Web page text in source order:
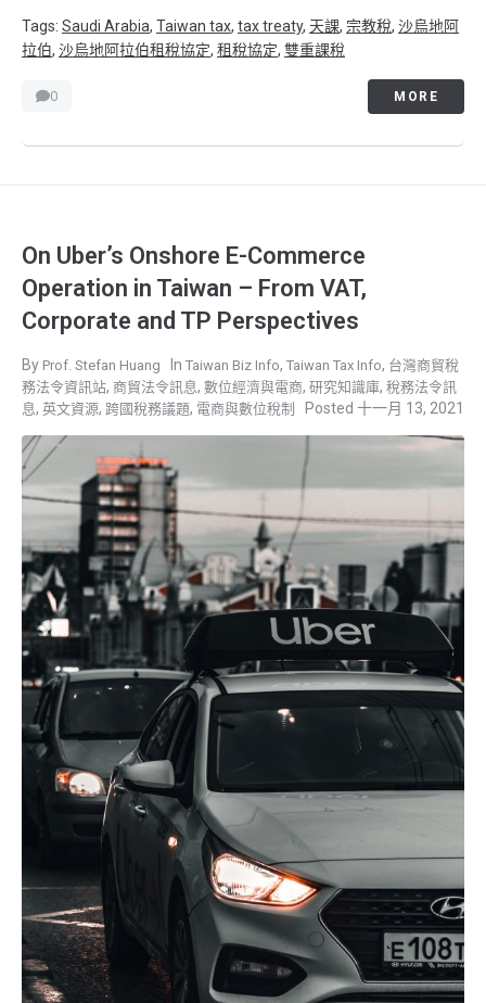
Tags: Saudi Arabia, Taiwan tax, tax treaty, 天課, 宗教稅, 沙烏地阿
拉伯, 沙烏地阿拉伯租稅協定, 租稅協定, 雙重課稅
0 MORE
On Uber’s Onshore E-Commerce
Operation in Taiwan – From VAT,
Corporate and TP Perspectives
Prof. Stefan Huang Taiwan Biz Info, Taiwan Tax Info, 台灣商貿稅
務法令資訊站, 商貿法令訊息, 數位經濟與電商, 研究知識庫, 稅務法令訊
息, 英文資源, 跨國稅務議題, 電商與數位稅制 十一月 13, 2021